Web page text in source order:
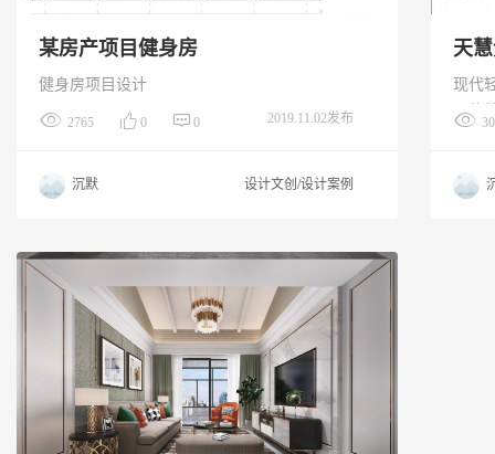
某房产项目健身房
健身房项目设计
2765 0 0 2019.11.02发布
沉默 设计文创/设计案例
天
现代
于传
将添